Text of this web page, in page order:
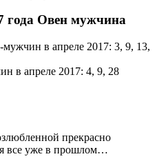
года Овен мужчина
в апреле 2017: 3, 9, 13,
в апреле 2017: 4, 9, 28
прекрасно
все уже в прошлом…